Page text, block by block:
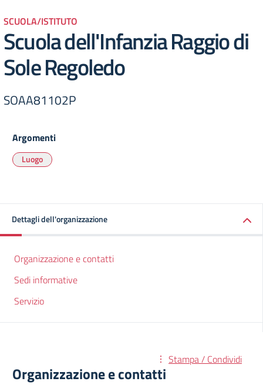
SCUOLA/ISTITUTO
Scuola dell'Infanzia Raggio di
Sole Regoledo
SOAA81102P
Argomenti
Luogo
Dettagli dell'organizzazione
Organizzazione e contatti
Sedi informative
Servizio
Stampa / Condividi
Organizzazione e contatti